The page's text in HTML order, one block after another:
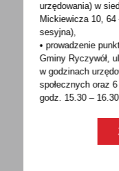
POWRÓT
Spodobała Ci się
- to dla Ciebie
urzędowania) w
Mickiewicza 10,
sesyjna),
• prowadzenie
Gminy Ryczywół,
w godzinach
społecznych oraz
godz. 15.30 –